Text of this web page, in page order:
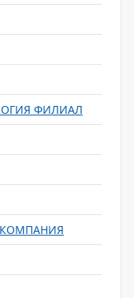
ФИЛИАЛ
КОМПАНИЯ